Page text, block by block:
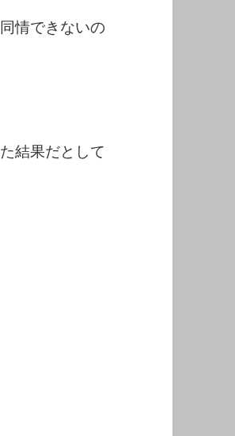
情できないの
結果だとして